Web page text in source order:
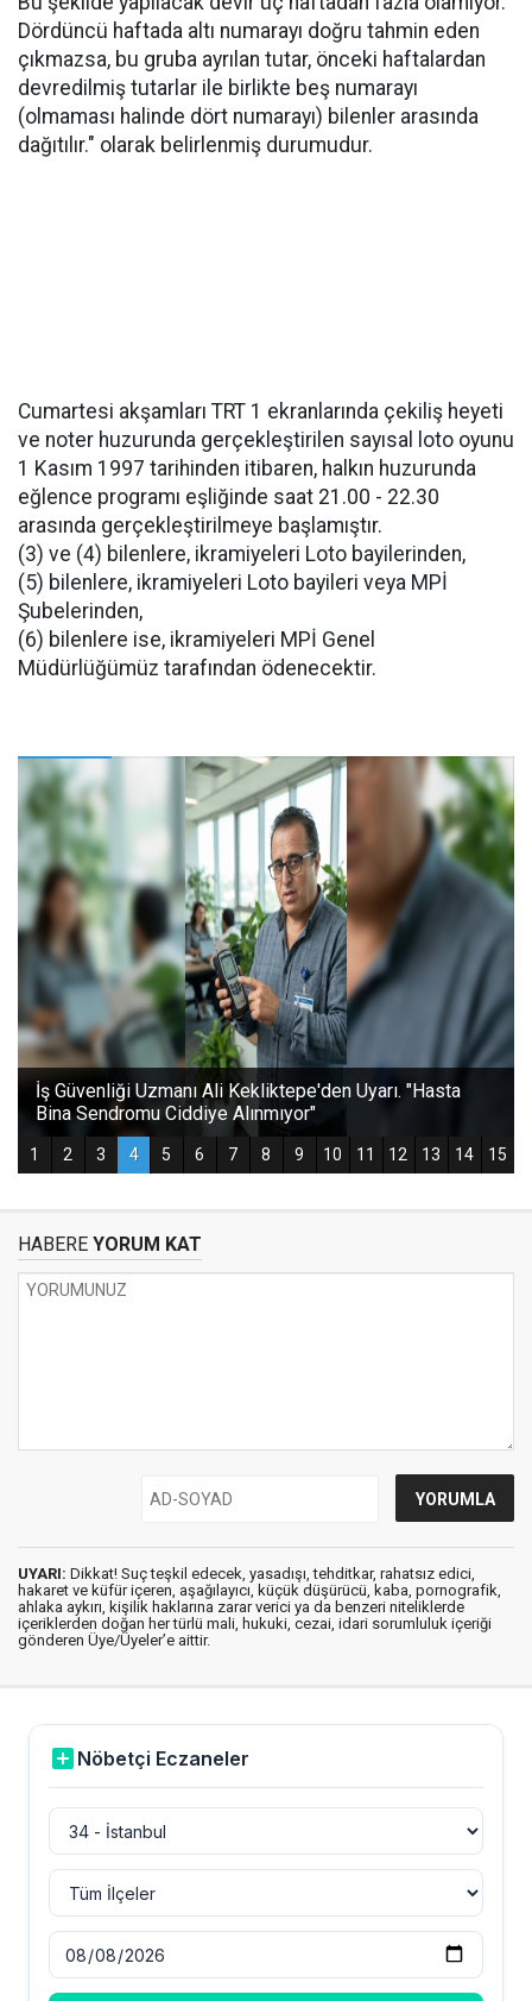
Dördüncü haftada altı numarayı doğru tahmin eden
çıkmazsa, bu gruba ayrılan tutar, önceki haftalardan
devredilmiş tutarlar ile birlikte beş numarayı
(olmaması halinde dört numarayı) bilenler arasında
dağıtılır." olarak belirlenmiş durumudur.
Cumartesi akşamları TRT 1 ekranlarında çekiliş heyeti
ve noter huzurunda gerçekleştirilen sayısal loto oyunu
1 Kasım 1997 tarihinden itibaren, halkın huzurunda
eğlence programı eşliğinde saat 21.00 - 22.30
arasında gerçekleştirilmeye başlamıştır.
(3) ve (4) bilenlere, ikramiyeleri Loto bayilerinden,
(5) bilenlere, ikramiyeleri Loto bayileri veya MPİ
Şubelerinden,
(6) bilenlere ise, ikramiyeleri MPİ Genel
Müdürlüğümüz tarafından ödenecektir.
HABERE YORUM KAT
UYARI: Dikkat! Suç teşkil edecek, yasadışı, tehditkar, rahatsız edici,
hakaret ve küfür içeren, aşağılayıcı, küçük düşürücü, kaba, pornografik,
ahlaka aykırı, kişilik haklarına zarar verici ya da benzeri niteliklerde
içeriklerden doğan her türlü mali, hukuki, cezai, idari sorumluluk içeriği
gönderen Üye/Üyeler’e aittir.